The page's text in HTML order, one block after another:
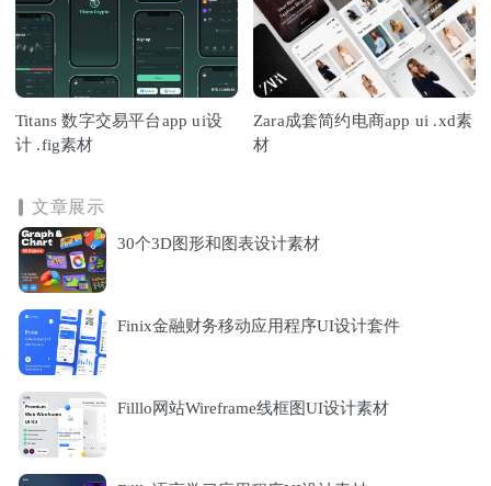
Titans 数字交易平台app ui设
计 .fig素材
Zara成套简约电商app ui .xd素
材
文章展示
30个3D图形和图表设计素材
Finix金融财务移动应用程序UI设计套件
Filllo网站Wireframe线框图UI设计素材